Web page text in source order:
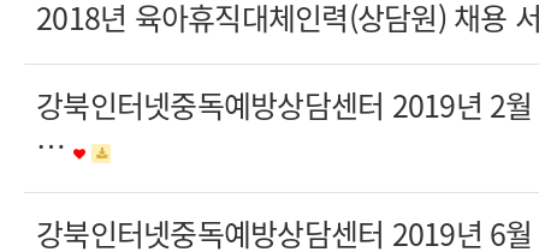
2018년 육아휴직대체인력(상담원) 채용
강북인터넷중독예방상담센터 2019년 2
…
강북인터넷중독예방상담센터 2019년 6